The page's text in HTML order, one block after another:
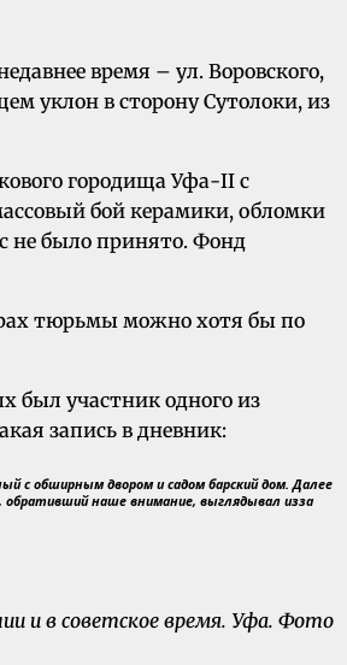
время – ул. Воровского,
уклон в сторону Сутолоки, из
городища Уфа-II с
бой керамики, обломки
не было принято. Фонд
тюрьмы можно хотя бы по
был участник одного из
запись в дневник:
с обширным двором и садом барский дом. Далее
обративший наше внимание, выглядывал изза
и в советское время. Уфа. Фото